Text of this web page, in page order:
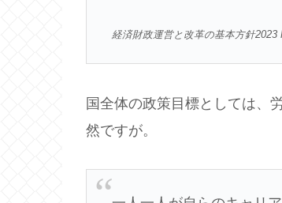
経済財政運営と改革の基本方針2023
国全体の政策目標としては、
然ですが。